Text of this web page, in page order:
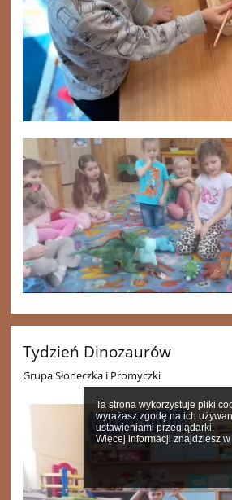
Ta strona wykorzystuje pliki
wyrażasz zgodę na ich
ustawieniami przeglądarki.
Więcej informacji znajdziesz w
Tydzień Dinozaurów
Grupa Słoneczka i Promyczki